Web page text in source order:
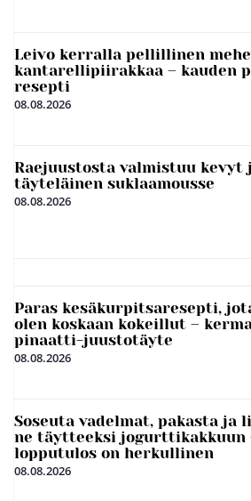
Leivo kerralla pellillinen
kantarellipiirakkaa – kauden
resepti
08.08.2026
Raejuustosta valmistuu kevyt
täyteläinen suklaamousse
08.08.2026
Paras kesäkurpitsaresepti,
olen koskaan kokeillut –
pinaatti-juustotäyte
08.08.2026
Soseuta vadelmat, pakasta ja
ne täytteeksi jogurttikakkuun
lopputulos on herkullinen
08.08.2026